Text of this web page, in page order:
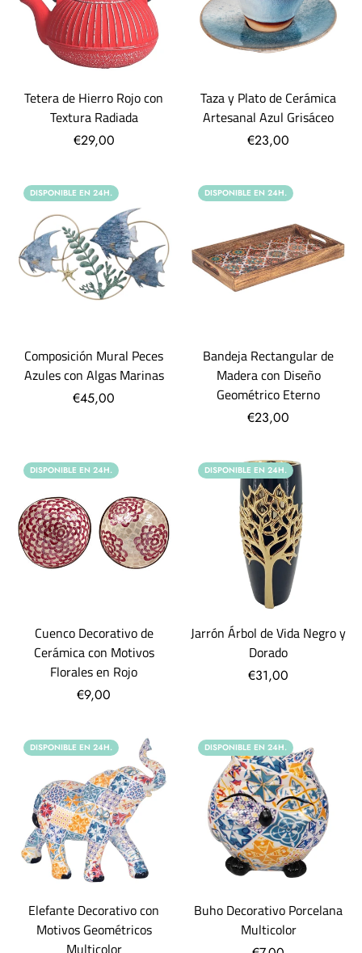
Tetera de Hierro Rojo con
Textura Radiada
€29,00
Taza y Plato de Cerámica
Artesanal Azul Grisáceo
€23,00
DISPONIBLE EN 24H.
Composición Mural Peces
Azules con Algas Marinas
€45,00
DISPONIBLE EN 24H.
Bandeja Rectangular de
Madera con Diseño
Geométrico Eterno
€23,00
DISPONIBLE EN 24H.
Cuenco Decorativo de
Cerámica con Motivos
Florales en Rojo
€9,00
DISPONIBLE EN 24H.
Jarrón Árbol de Vida Negro y
Dorado
€31,00
DISPONIBLE EN 24H.
Elefante Decorativo con
Motivos Geométricos
Multicolor
DISPONIBLE EN 24H.
Buho Decorativo Porcelana
Multicolor